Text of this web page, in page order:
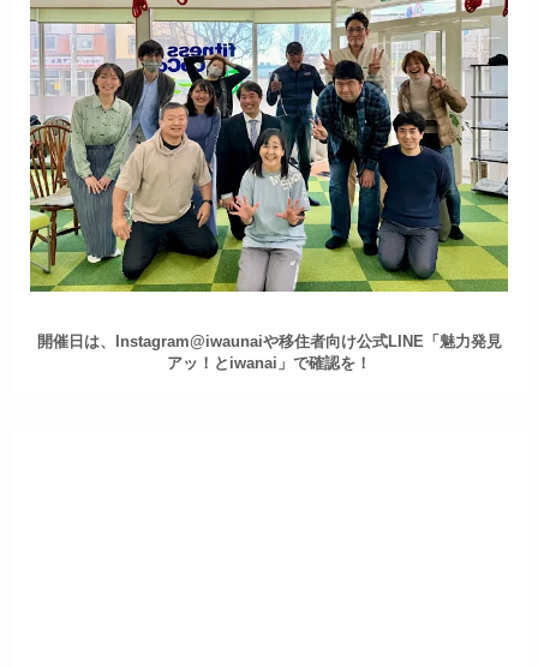
開催日は、Instagram@iwaunaiや移住者向け公式LINE「魅力発見
アッ！とiwanai」で確認を！